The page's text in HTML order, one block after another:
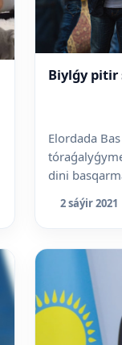
Biylǵy pitir
Elordada
dini
2 sáýir 2021